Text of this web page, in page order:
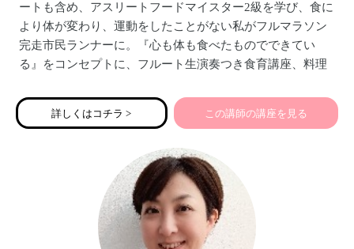
ートも含め、アスリートフードマイスター2級を学び、食に
より体が変わり、運動をしたことがない私がフルマラソン
完走市民ランナーに。『心も体も食べたものでできてい
る』をコンセプトに、フルート生演奏つき食育講座、料理
詳しくはコチラ > この講師の講座を見る